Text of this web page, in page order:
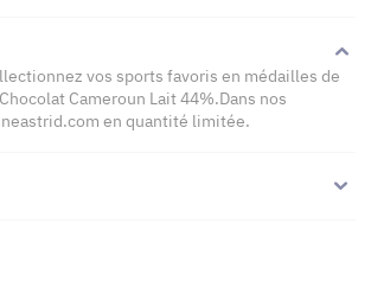
vos sports favoris en médailles de
Cameroun Lait 44%.Dans nos
en quantité limitée.